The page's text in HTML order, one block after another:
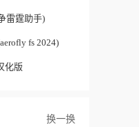
雷霆助手)
fs 2024)
化版
换一换